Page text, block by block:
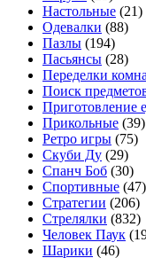
Настольные (21)
Одевалки (88)
Пазлы (194)
Пасьянсы (28)
Переделки
Поиск
Приготовление
Прикольные (39)
Ретро игры (75)
Скуби Ду (29)
Спанч Боб (30)
Спортивные (47)
Стратегии (206)
Стрелялки (832)
Человек Паук
Шарики (46)